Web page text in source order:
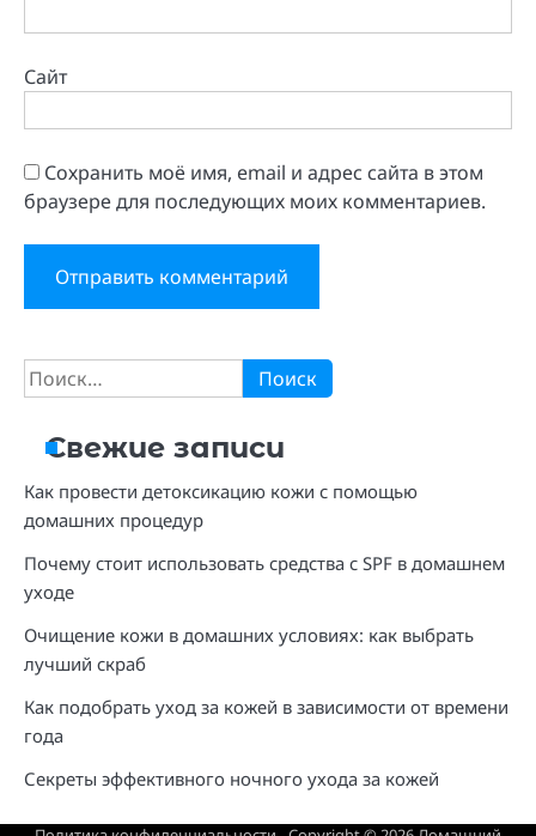
Сайт
Сохранить моё имя, email и адрес сайта в этом
браузере для последующих моих комментариев.
Найти:
Свежие записи
Как провести детоксикацию кожи с помощью
домашних процедур
Почему стоит использовать средства с SPF в домашнем
уходе
Очищение кожи в домашних условиях: как выбрать
лучший скраб
Как подобрать уход за кожей в зависимости от времени
года
Секреты эффективного ночного ухода за кожей